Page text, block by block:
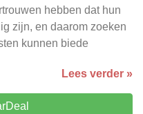
hebben dat hun
zijn, en daarom zoeken
kunnen biede
Lees verder »